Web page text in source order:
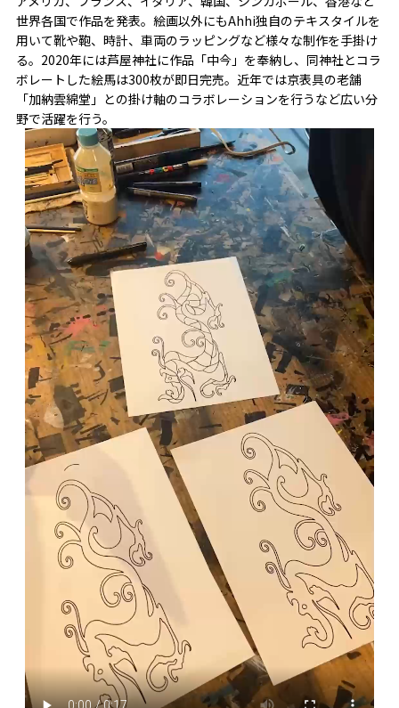
世界各国で作品を発表。絵画以外にもAhhi独自のテキスタイルを
用いて靴や鞄、時計、車両のラッピングなど様々な制作を手掛け
る。2020年には芦屋神社に作品「中今」を奉納し、同神社とコラ
ボレートした絵馬は300枚が即日完売。近年では京表具の老舗
「加納雲綿堂」との掛け軸のコラボレーションを行うなど広い分
野で活躍を行う。